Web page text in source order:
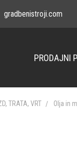
gradbenistroji.com
PRODAJNI
TRATA, VRT Olja in